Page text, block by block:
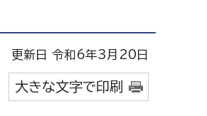
更新日 令和6年3月20日
大きな文字で印刷